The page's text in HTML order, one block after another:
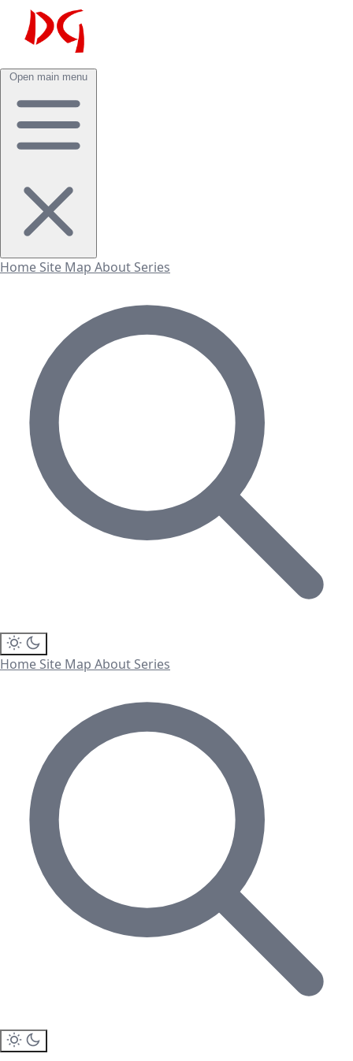
Open main menu
Home Site Map About Series
Home Site Map About Series